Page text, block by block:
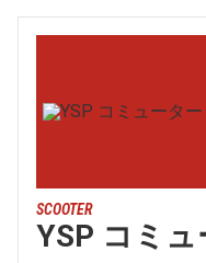
SCOOTER
YSP コミ